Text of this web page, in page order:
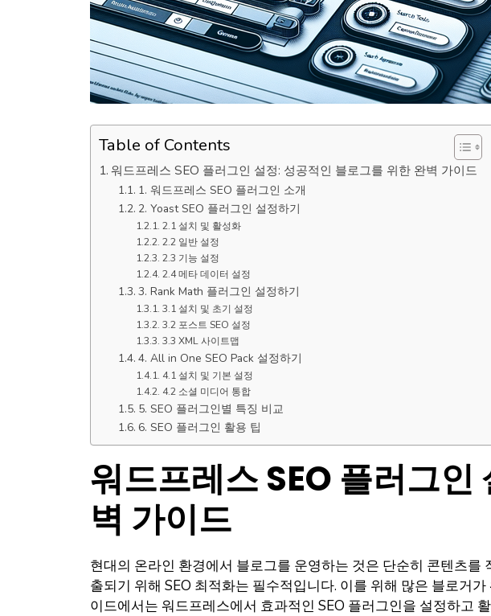
Table of Contents
워드프레스 SEO 플러그인 설정: 성공적인 블로그를 위한 완벽 가이드
1. 워드프레스 SEO 플러그인 소개
2. Yoast SEO 플러그인 설정하기
2.1 설치 및 활성화
2.2 일반 설정
2.3 기능 설정
2.4 메타 데이터 설정
3. Rank Math 플러그인 설정하기
3.1 설치 및 초기 설정
3.2 포스트 SEO 설정
3.3 XML 사이트맵
4. All in One SEO Pack 설정하기
4.1 설치 및 기본 설정
4.2 소셜 미디어 통합
5. SEO 플러그인별 특징 비교
6. SEO 플러그인 활용 팁
워드프레스 SEO 플러그
벽 가이드
현대의 온라인 환경에서 블로그를 운영하는 것은 단순히 콘텐츠
출되기 위해 SEO 최적화는 필수적입니다. 이를 위해 많은 블로거
이드에서는 워드프레스에서 효과적인 SEO 플러그인을 설정하고